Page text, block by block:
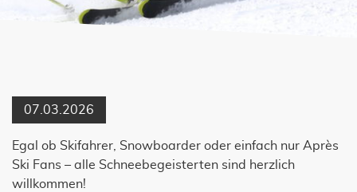
07.03.2026
Egal ob Skifahrer, Snowboarder oder einfach nur Après
Ski Fans – alle Schneebegeisterten sind herzlich
willkommen!